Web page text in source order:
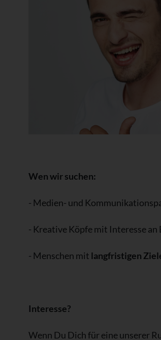
Wen wir suchen:
- Medien- und
- Kreative Köpfe mit Interesse
- Menschen mit langfristigen
Interesse?
Wenn Du Dich für eine unserer